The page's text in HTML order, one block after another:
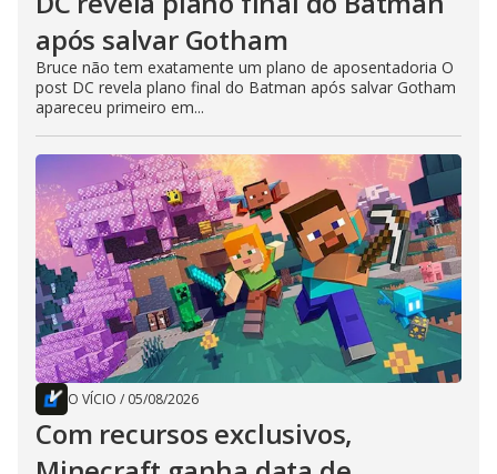
após salvar Gotham
Bruce não tem exatamente um plano de aposentadoria O
post DC revela plano final do Batman após salvar Gotham
apareceu primeiro em...
O VÍCIO / 05/08/2026
Com recursos exclusivos,